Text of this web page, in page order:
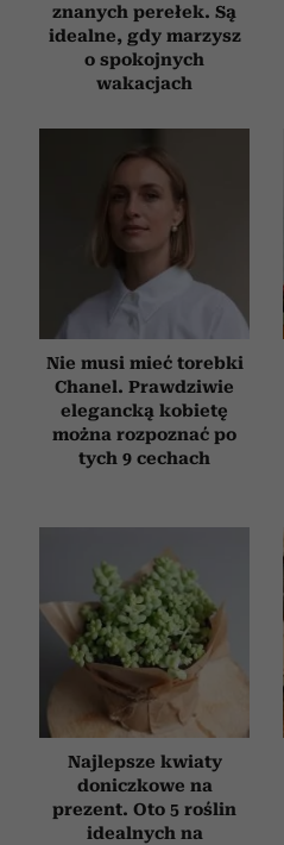
znanych perełek. Są
idealne, gdy marzysz
o spokojnych
wakacjach
Nie musi mieć torebki
Chanel. Prawdziwie
elegancką kobietę
można rozpoznać po
tych 9 cechach
Najlepsze kwiaty
doniczkowe na
prezent. Oto 5 roślin
idealnych na